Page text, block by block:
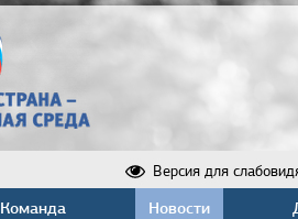
Версия для
Команда Новости